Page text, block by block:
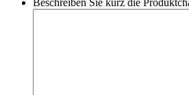
Beschreiben Sie kurz die